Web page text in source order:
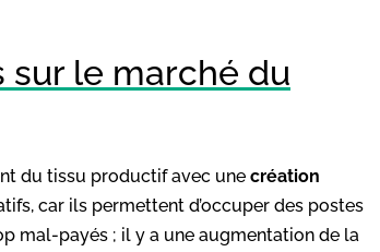
sur le marché du
du tissu productif avec une création
car ils permettent d’occuper des postes
mal-payés ; il y a une augmentation de la